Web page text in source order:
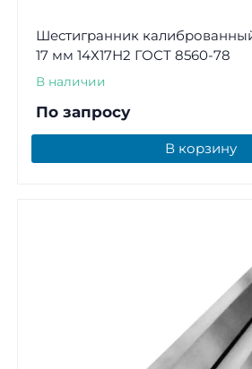
Шестигранник
17 мм 14Х17Н2 ГОСТ 8560-78
В наличии
По запросу
В корзину